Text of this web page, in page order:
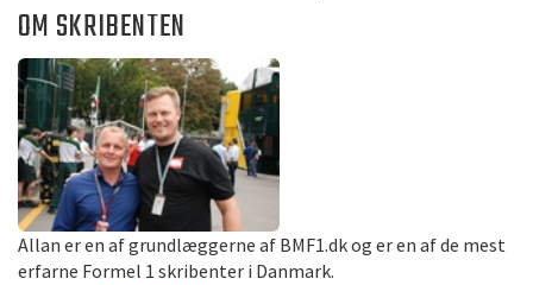
OM SKRIBENTEN
Allan er en af grundlæggerne af BMF1.dk og er en af de mest
erfarne Formel 1 skribenter i Danmark.